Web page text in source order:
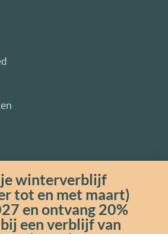
je winterverblijf
tot en met maart)
en ontvang 20%
een verblijf van